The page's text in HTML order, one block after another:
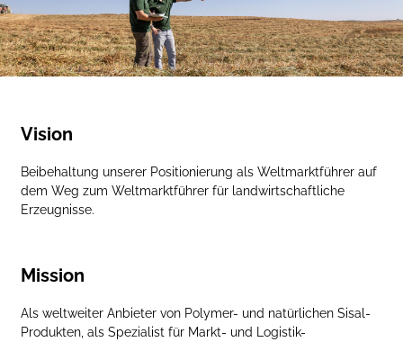
Vision
Beibehaltung unserer Positionierung als Weltmarktführer auf
dem Weg zum Weltmarktführer für landwirtschaftliche
Erzeugnisse.
Mission
Als weltweiter Anbieter von Polymer- und natürlichen Sisal-
Produkten, als Spezialist für Markt- und Logistik-